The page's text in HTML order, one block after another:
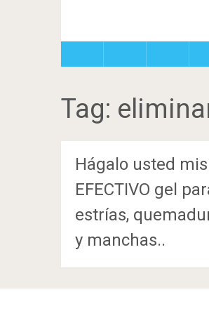
Tag:
Hágalo usted
EFECTIVO gel
estrías,
y manchas..